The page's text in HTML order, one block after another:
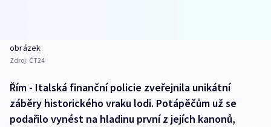
obrázek
Zdroj: ČT24
Řím - Italská finanční policie zveřejnila unikátní
záběry historického vraku lodi. Potápěčům už se
podařilo vynést na hladinu první z jejích kanonů,